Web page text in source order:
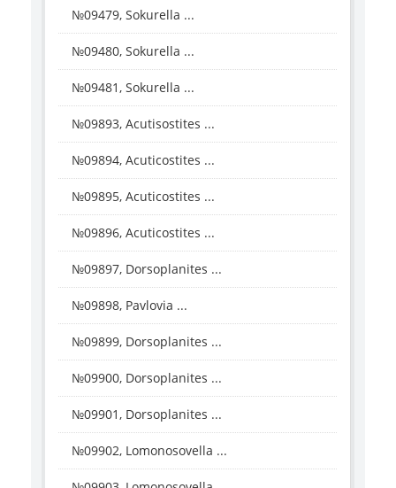
№09479, Sokurella ...
№09480, Sokurella ...
№09481, Sokurella ...
№09893, Acutisostites ...
№09894, Acuticostites ...
№09895, Acuticostites ...
№09896, Acuticostites ...
№09897, Dorsoplanites ...
№09898, Pavlovia ...
№09899, Dorsoplanites ...
№09900, Dorsoplanites ...
№09901, Dorsoplanites ...
№09902, Lomonosovella ...